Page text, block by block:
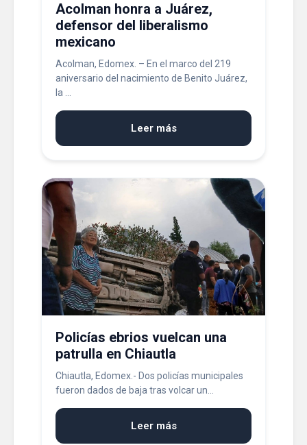
Acolman honra a Juárez,
defensor del liberalismo
mexicano
Acolman, Edomex. – En el marco del 219
aniversario del nacimiento de Benito Juárez,
la ...
Leer más
Policías ebrios vuelcan una
patrulla en Chiautla
Chiautla, Edomex.- Dos policías municipales
fueron dados de baja tras volcar un...
Leer más